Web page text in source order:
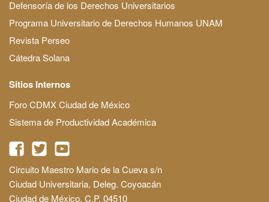
Defensoría de los Derechos Universitarios
Programa Universitario de Derechos Humanos UNAM
Revista Perseo
Cátedra Solana
Sitios Internos
Foro CDMX Ciudad de México
Sistema de Productividad Académica
Circuito Maestro Mario de la Cueva s/n
Ciudad Universitaria, Deleg. Coyoacán
Ciudad de México, C.P. 04510